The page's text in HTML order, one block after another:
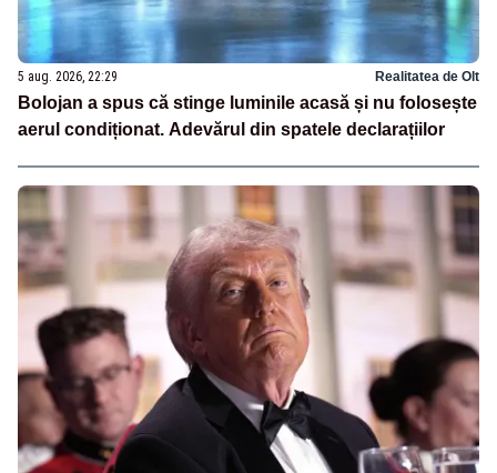
5 aug. 2026, 22:29 Realitatea de Olt
Bolojan a spus că stinge luminile acasă și nu folosește
aerul condiționat. Adevărul din spatele declarațiilor